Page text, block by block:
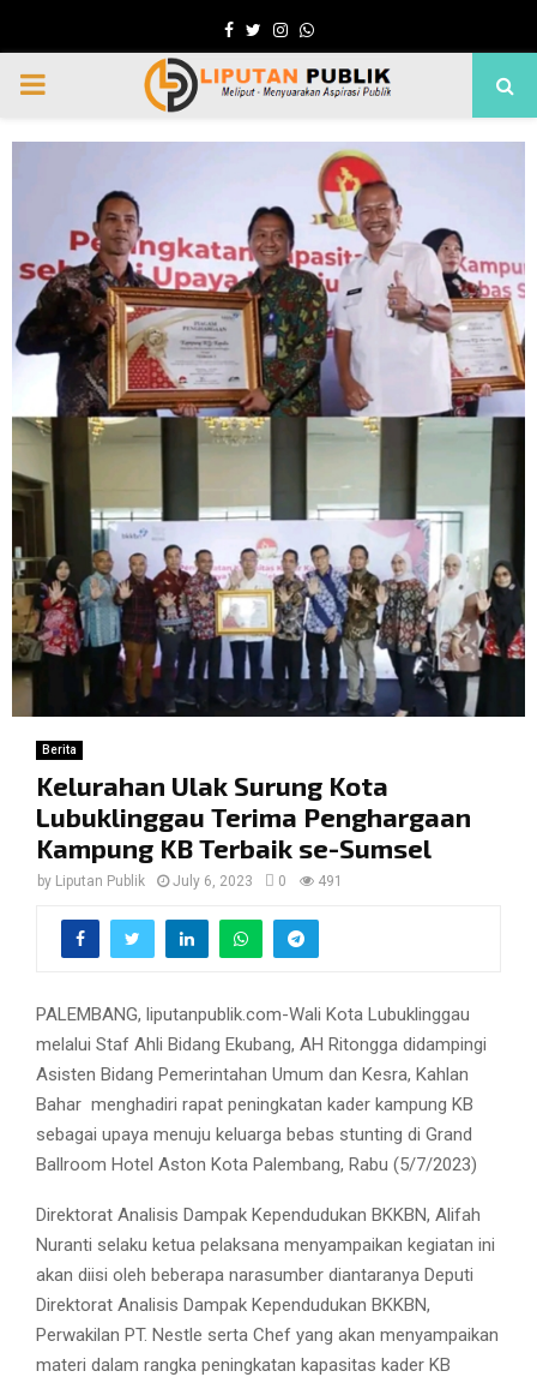
Facebook
TwitterInstagram
Whatsapp
PRIMARY
MENU
Berita
Kelurahan Ulak Surung Kota
Lubuklinggau Terima Penghargaan
Kampung KB Terbaik se-Sumsel
by Liputan Publik July 6, 2023 0 491
PALEMBANG, liputanpublik.com-Wali Kota Lubuklinggau
melalui Staf Ahli Bidang Ekubang, AH Ritongga didampingi
Asisten Bidang Pemerintahan Umum dan Kesra, Kahlan
Bahar menghadiri rapat peningkatan kader kampung KB
sebagai upaya menuju keluarga bebas stunting di Grand
Ballroom Hotel Aston Kota Palembang, Rabu (5/7/2023)
Direktorat Analisis Dampak Kependudukan BKKBN, Alifah
Nuranti selaku ketua pelaksana menyampaikan kegiatan ini
akan diisi oleh beberapa narasumber diantaranya Deputi
Direktorat Analisis Dampak Kependudukan BKKBN,
Perwakilan PT. Nestle serta Chef yang akan menyampaikan
materi dalam rangka peningkatan kapasitas kader KB